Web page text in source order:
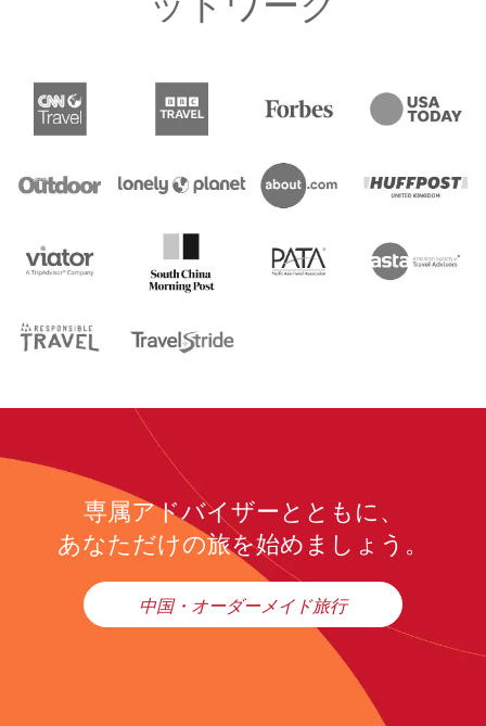
専属アドバイザーとともに、
あなただけの旅を始めましょう。
中国・オーダーメイド旅行